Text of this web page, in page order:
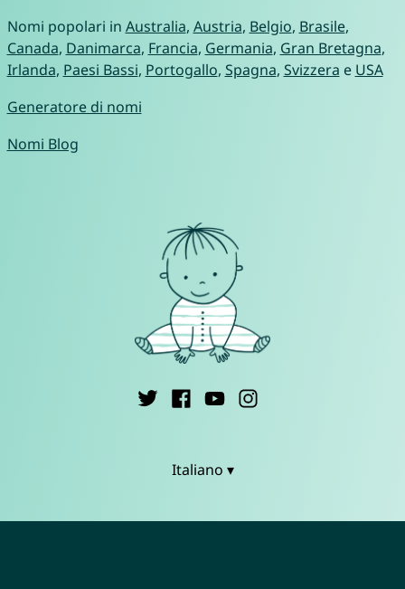
Nomi popolari in Australia, Austria, Belgio, Brasile,
Canada, Danimarca, Francia, Germania, Gran Bretagna,
Irlanda, Paesi Bassi, Portogallo, Spagna, Svizzera e USA
Generatore di nomi
Nomi Blog
Italiano ▾